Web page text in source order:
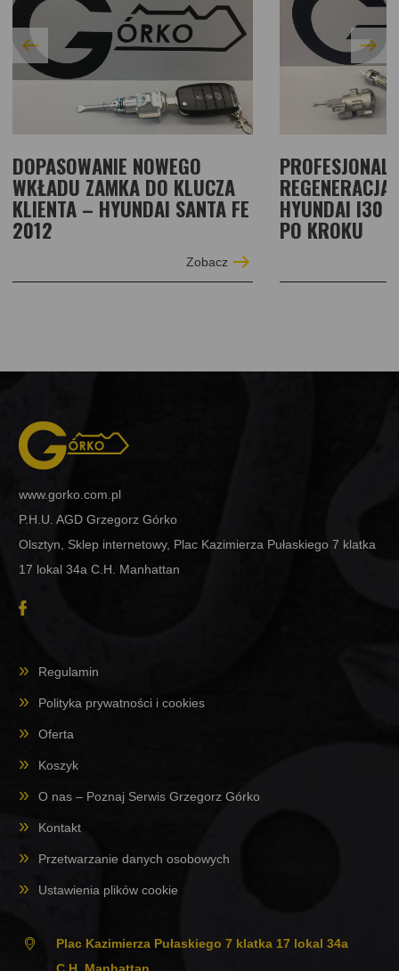
DOPASOWANIE NOWEGO
WKŁADU ZAMKA DO KLUCZA
KLIENTA – HYUNDAI SANTA FE
2012
Zobacz
HYUNDAI I30
PO KROKU
www.gorko.com.pl
P.H.U. AGD Grzegorz Górko
Olsztyn, Sklep internetowy, Plac Kazimierza Pułaskiego 7 klatka
17 lokal 34a C.H. Manhattan
Regulamin
Polityka prywatności i cookies
Oferta
Koszyk
O nas – Poznaj Serwis Grzegorz Górko
Kontakt
Przetwarzanie danych osobowych
Ustawienia plików cookie
Plac Kazimierza Pułaskiego 7 klatka 17 lokal 34a